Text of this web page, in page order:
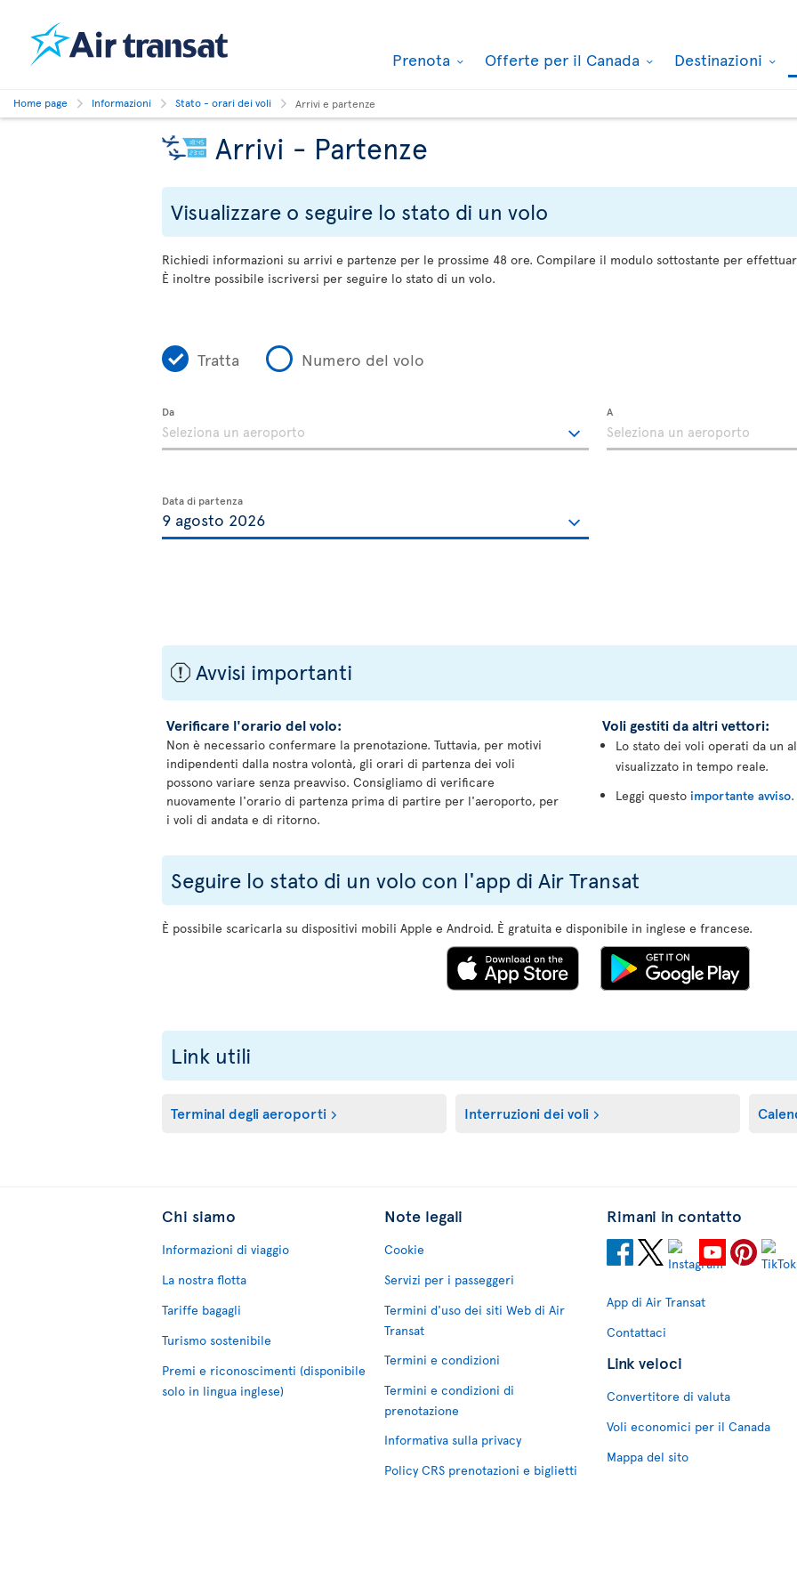
Prenota Offerte per il Canada Destinazioni
Home page Informazioni Stato - orari dei voli Arrivi e partenze
Arrivi - Partenze
Visualizzare o seguire lo stato di un volo
Richiedi informazioni su arrivi e partenze per le prossime 48 ore. Compilare il modulo sottostante per
È inoltre possibile iscriversi per seguire lo stato di un volo.
Tratta Numero del volo
Da A
Data di partenza
ü Avvisi importanti
Verificare l'orario del volo:
Non è necessario confermare la prenotazione. Tuttavia, per motivi
indipendenti dalla nostra volontà, gli orari di partenza dei voli
possono variare senza preavviso. Consigliamo di verificare
nuovamente l'orario di partenza prima di partire per l'aeroporto, per
i voli di andata e di ritorno.
Voli gestiti da altri vettori:
Lo stato dei voli operati da un
visualizzato in tempo reale.
Leggi questo importante avviso.
Seguire lo stato di un volo con l'app di Air Transat
È possibile scaricarla su dispositivi mobili Apple e Android. È gratuita e disponibile in inglese e francese.
Link utili
Terminal degli aeroporti Interruzioni dei voli
Chi siamo
Informazioni di viaggio
La nostra flotta
Tariffe bagagli
Turismo sostenibile
Premi e riconoscimenti (disponibile
solo in lingua inglese)
Note legali
Cookie
Servizi per i passeggeri
Termini d'uso dei siti Web di Air
Transat
Termini e condizioni
Termini e condizioni di
prenotazione
Informativa sulla privacy
Policy CRS prenotazioni e biglietti
Rimani in contatto
App di Air Transat
Contattaci
Link veloci
Convertitore di valuta
Voli economici per il Canada
Mappa del sito